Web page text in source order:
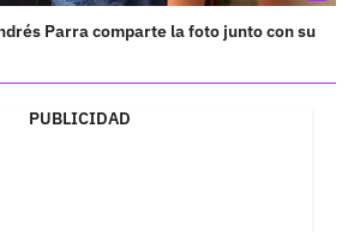
Parra comparte la foto junto con su
PUBLICIDAD